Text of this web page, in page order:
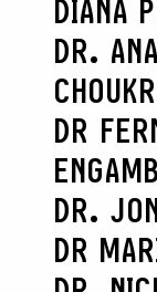
DIANA
DR.
DR
DR.
DR